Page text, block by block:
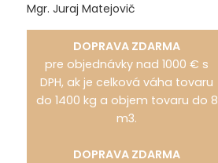
Mgr. Juraj Matejovič
DOPRAVA ZDARMA
pre objednávky nad 1000 € s
DPH, ak je celková váha tovaru
do 1400 kg a objem tovaru do 8
m3.
DOPRAVA ZDARMA